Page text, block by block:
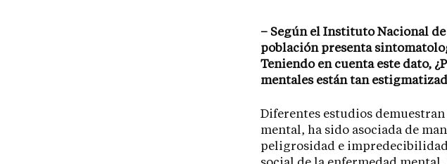
– Según el Instituto Nacional de
población presenta
Teniendo en cuenta este dato,
mentales están tan
Diferentes estudios
mental, ha sido asociada de
peligrosidad e